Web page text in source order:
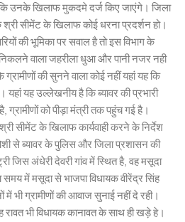
कि उनके खिलाफ मुकदमे दर्ज किए जाएंगे। जिला
सीमेंट के खिलाफ कोई धरना प्रदर्शन हो।
की भूमिका पर सवाल है तो इस विभाग के
वाला जहरीला धुआ और पानी नजर नही
की सुनने वाला कोई नहीं यहां यह कि
यहां यह उल्लेखनीय है कि ब्यावर की प्रभारी
ग्रामीणों को पीड़ा मंत्री तक पहुंच गई है।
सीमेंट के खिलाफ कार्यवाही करने के निर्देश
से ब्यावर के पुलिस और जिला प्रशासन की
जिस अंधेरी देवरी गांव में स्थित है, वह मसूदा
समय में मसूदा से भाजपा विधायक वीरेंद्र सिंह
भी ग्रामीणों की आवाज सुनाई नहीं दे रही।
रावत भी विधायक कानावत के साथ ही खड़े हे।